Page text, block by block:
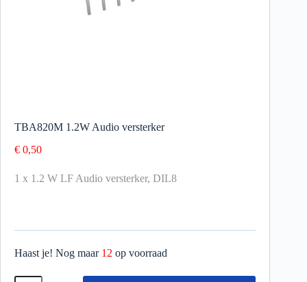
TBA820M 1.2W Audio versterker
€ 0,50
1 x 1.2 W LF Audio versterker, DIL8
Haast je! Nog maar 12 op voorraad